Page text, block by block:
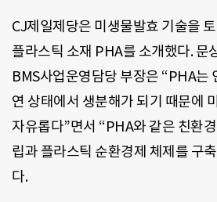
CJ제일제당은 미생물발효 기술을
플라스틱 소재 PHA를 소개했다. 문
BMS사업운영담당 부장은 “PHA는
연 상태에서 생분해가 되기 때문에
자유롭다”면서 “PHA와 같은 친환
립과 플라스틱 순환경제 체제를 구
다.